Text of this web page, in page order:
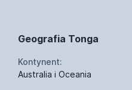
Geografia Tonga
Kontynent:
Australia i Oceania